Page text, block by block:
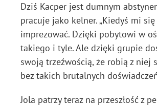
Dziś Kacper jest dumnym
pracuje jako kelner. „Kiedyś mi
imprezować. Dzięki pobytowi w
takiego i tyle. Ale dzięki grupie
swoją trzeźwością, że robią z
bez takich brutalnych
Jola patrzy teraz na przeszłość z